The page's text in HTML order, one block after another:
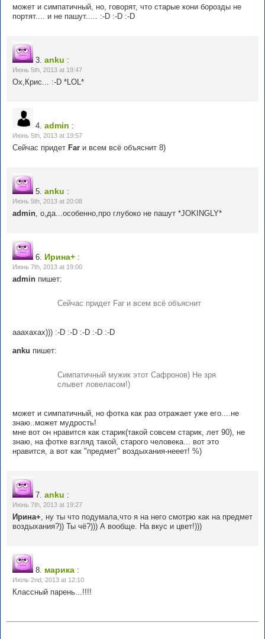
может и симпатичный, но, говорят, что старые кони борозды не
портят.... и не пашут..... :-D :-D :-D
3. anku :
Июнь 5th, 2013 at 19:47
Ох,Крис... :-D *LOL*
4. admin :
Июнь 5th, 2013 at 19:57
Сейчас придет Far и всем всё объяснит 8)
5. anku :
Июнь 5th, 2013 at 20:08
admin, о,да...особенно,про глубоко не пашут *JOKINGLY*
6. Ирина+ :
Июнь 7th, 2013 at 19:00
admin пишет:
Сейчас придет Far и всем всё объяснит
ааахахах))) :-D :-D :-D :-D :-D
anku пишет:
Симпатичный мужик этот Сафронов) Не зря
слывет ловеласом!)
может и симпатичный, но фотка как раз отражает уже его....не
знаю..может мудрость!
мне вот он нравится как старик(такой совсем старик, лет 90), не
знаю, на фотке взгляд такой, старого человека... вот это
нравится, а вот как "предмет" воздыхания-нееет! %)
7. anku :
Июнь 7th, 2013 at 19:27
Ирина+, ну ты что подумала,что я на него смотрю как на предмет
воздыхания?)) Ты чё?))) А вообще. На вкус и цвет!)))
8. марика :
Июль 2nd, 2013 at 12:10
Классный парень...!!!!